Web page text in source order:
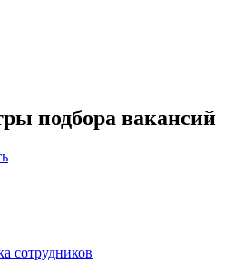
подбора вакансий
сотрудников